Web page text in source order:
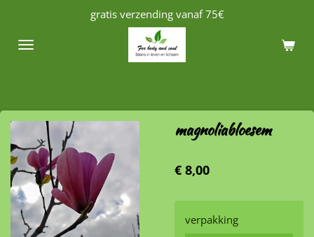
naar
gratis verzending vanaf 75€
magnoliabloesem
€ 8,00
verpakking